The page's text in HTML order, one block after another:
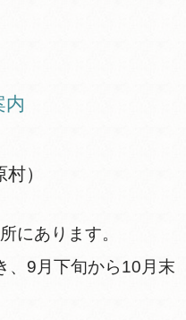
内
）
にあります。
、9月下旬から10月末